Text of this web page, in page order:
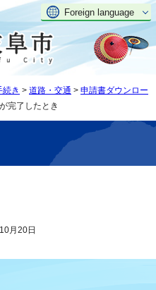
Foreign language
続き > 道路・交通 > 申請書ダウンロー
完了したとき
月20日